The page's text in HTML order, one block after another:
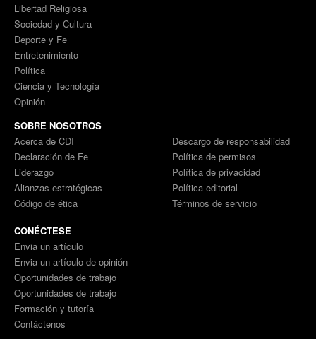
Libertad Religiosa
Sociedad y Cultura
Deporte y Fe
Entretenimiento
Política
Ciencia y Tecnología
Opinión
SOBRE NOSOTROS
Acerca de CDI
Declaración de Fe
Liderazgo
Alianzas estratégicas
Código de ética
Descargo de responsabilidad
Política de permisos
Política de privacidad
Política editorial
Términos de servicio
CONÉCTESE
Envia un artículo
Envia un artículo de opinión
Oportunidades de trabajo
Oportunidades de trabajo
Formación y tutoría
Contáctenos